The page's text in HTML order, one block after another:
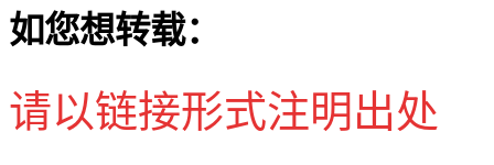
如您想转载：
请以链接形式注明出处